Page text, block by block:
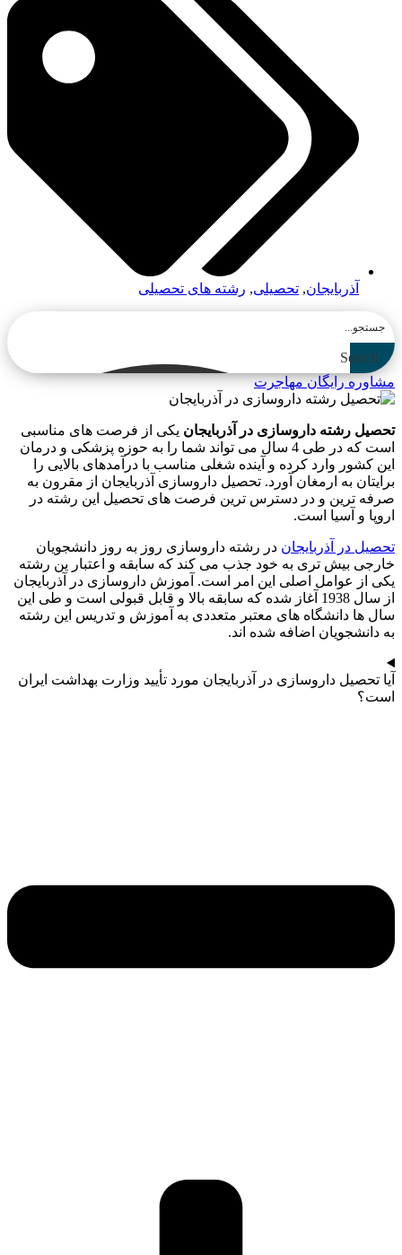
آذربایجان, تحصیلی, رشته های تحصیلی
Search
مشاوره رایگان مهاجرت
تحصیل رشته داروسازی در آذربایجان یکی از فرصت های مناسبی
است که در طی 4 سال می تواند شما را به حوزه پزشکی و درمان
این کشور وارد کرده و آینده شغلی مناسب با درآمدهای بالایی را
برایتان به ارمغان آورد. تحصیل داروسازی آذربایجان از مقرون به
صرفه ترین و در دسترس ترین فرصت های تحصیل این رشته در
اروپا و آسیا است.
تحصیل در آذربایجان در رشته داروسازی روز به روز دانشجویان
خارجی بیش تری به خود جذب می کند که سابقه و اعتبار ین رشته
یکی از عوامل اصلی این امر است. آموزش داروسازی در آذربایجان
از سال 1938 آغاز شده که سابقه بالا و قابل قبولی است و طی این
سال ها دانشگاه های معتبر متعددی به آموزش و تدریس این رشته
به دانشجویان اضافه شده اند.
آیا تحصیل داروسازی در آذربایجان مورد تأیید وزارت بهداشت ایران
است؟